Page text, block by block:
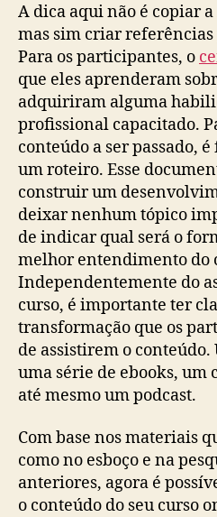
A dica aqui não é copiar
mas sim criar referências
Para os participantes, o
que eles aprenderam
adquiriram alguma
profissional capacitado.
conteúdo a ser passado,
um roteiro. Esse
construir um
deixar nenhum tópico
de indicar qual será o
melhor entendimento do
Independentemente do
curso, é importante ter
transformação que os
de assistirem o
uma série de ebooks, um
até mesmo um podcast.
Com base nos materiais
como no esboço e na
anteriores, agora é
o conteúdo do seu curso